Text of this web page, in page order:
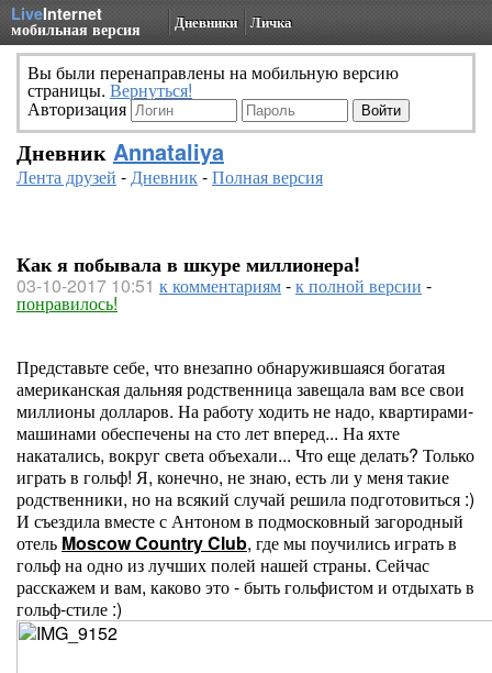
LiveInternet
мобильная версия Дневники Личка
Вы были перенаправлены на мобильную версию
страницы. Вернуться!
Авторизация
Дневник Annataliya
Лента друзей -Дневник-Полная версия
Как я побывала в шкуре миллионера!
03-10-2017 10:51 к комментариям-к полной версии -
понравилось!
Представьте себе, что внезапно обнаружившаяся богатая
американская дальняя родственница завещала вам все свои
миллионы долларов. На работу ходить не надо, квартирами-
машинами обеспечены на сто лет вперед... На яхте
накатались, вокруг света объехали... Что еще делать? Только
играть в гольф! Я, конечно, не знаю, есть ли у меня такие
родственники, но на всякий случай решила подготовиться :)
И съездила вместе с Антоном в подмосковный загородный
отель Moscow Country Club, где мы поучились играть в
гольф на одно из лучших полей нашей страны. Сейчас
расскажем и вам, каково это - быть гольфистом и отдыхать в
гольф-стиле :)